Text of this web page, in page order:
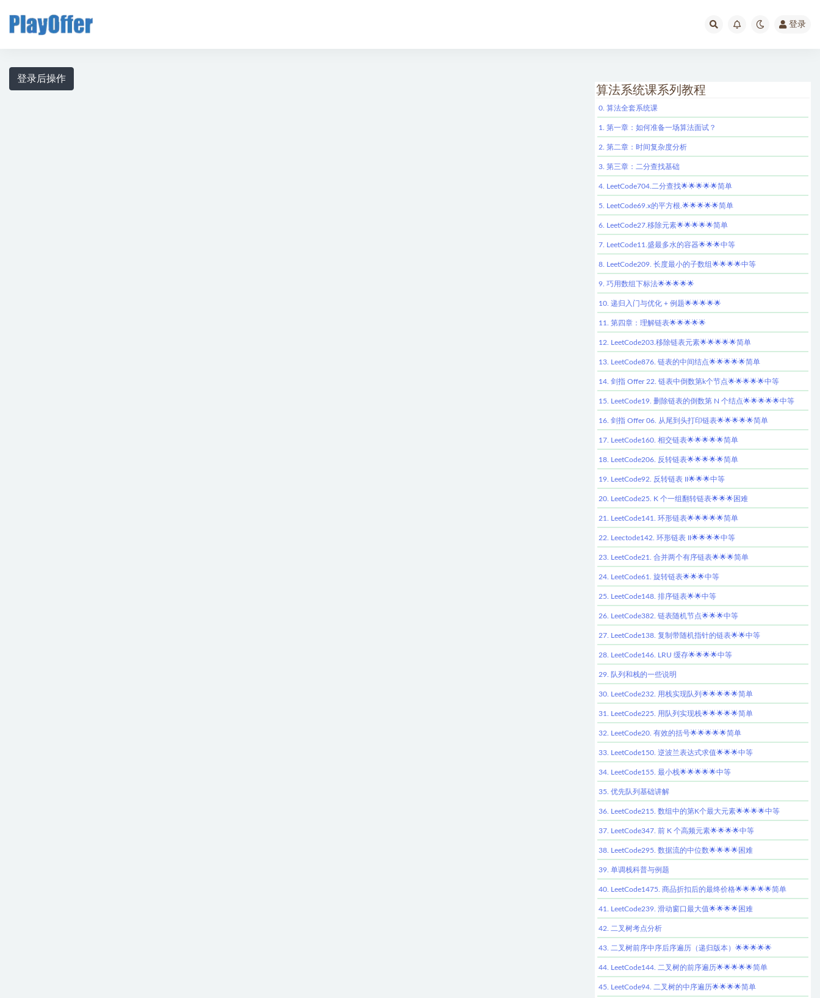
登录
登录后操作
算法系统课系列教程
0. 算法全套系统课
1. 第一章：如何准备一场算法面试？
2. 第二章：时间复杂度分析
3. 第三章：二分查找基础
4. LeetCode704.二分查找🌟🌟🌟🌟🌟简单
5. LeetCode69.x的平方根.🌟🌟🌟🌟🌟简单
6. LeetCode27.移除元素🌟🌟🌟🌟🌟简单
7. LeetCode11.盛最多水的容器🌟🌟🌟中等
8. LeetCode209. 长度最小的子数组🌟🌟🌟🌟中等
9. 巧用数组下标法🌟🌟🌟🌟🌟
10. 递归入门与优化 + 例题🌟🌟🌟🌟🌟
11. 第四章：理解链表🌟🌟🌟🌟🌟
12. LeetCode203.移除链表元素🌟🌟🌟🌟🌟简单
13. LeetCode876. 链表的中间结点🌟🌟🌟🌟🌟简单
14. 剑指 Offer 22. 链表中倒数第k个节点🌟🌟🌟🌟🌟中等
15. LeetCode19. 删除链表的倒数第 N 个结点🌟🌟🌟🌟🌟中等
16. 剑指 Offer 06. 从尾到头打印链表🌟🌟🌟🌟🌟简单
17. LeetCode160. 相交链表🌟🌟🌟🌟🌟简单
18. LeetCode206. 反转链表🌟🌟🌟🌟🌟简单
19. LeetCode92. 反转链表 II🌟🌟🌟中等
20. LeetCode25. K 个一组翻转链表🌟🌟🌟困难
21. LeetCode141. 环形链表🌟🌟🌟🌟🌟简单
22. Leectode142. 环形链表 II🌟🌟🌟🌟中等
23. LeetCode21. 合并两个有序链表🌟🌟🌟简单
24. LeetCode61. 旋转链表🌟🌟🌟中等
25. LeetCode148. 排序链表🌟🌟中等
26. LeetCode382. 链表随机节点🌟🌟🌟中等
27. LeetCode138. 复制带随机指针的链表🌟🌟中等
28. LeetCode146. LRU 缓存🌟🌟🌟🌟中等
29. 队列和栈的一些说明
30. LeetCode232. 用栈实现队列🌟🌟🌟🌟🌟简单
31. LeetCode225. 用队列实现栈🌟🌟🌟🌟🌟简单
32. LeetCode20. 有效的括号🌟🌟🌟🌟🌟简单
33. LeetCode150. 逆波兰表达式求值🌟🌟🌟中等
34. LeetCode155. 最小栈🌟🌟🌟🌟🌟中等
35. 优先队列基础讲解
36. LeetCode215. 数组中的第K个最大元素🌟🌟🌟🌟中等
37. LeetCode347. 前 K 个高频元素🌟🌟🌟🌟中等
38. LeetCode295. 数据流的中位数🌟🌟🌟🌟困难
39. 单调栈科普与例题
40. LeetCode1475. 商品折扣后的最终价格🌟🌟🌟🌟🌟简单
41. LeetCode239. 滑动窗口最大值🌟🌟🌟🌟困难
42. 二叉树考点分析
43. 二叉树前序中序后序遍历（递归版本）🌟🌟🌟🌟🌟
44. LeetCode144. 二叉树的前序遍历🌟🌟🌟🌟🌟简单
45. LeetCode94. 二叉树的中序遍历🌟🌟🌟🌟简单